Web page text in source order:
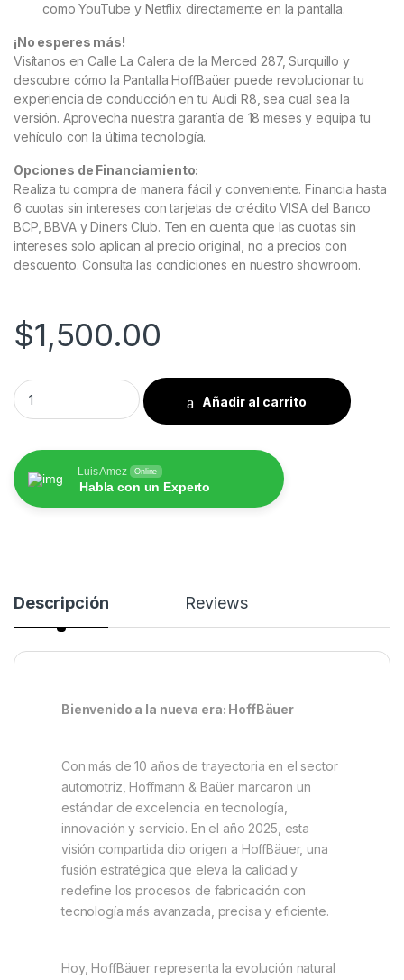
como YouTube y Netflix directamente en la pantalla.
¡No esperes más!
Visítanos en Calle La Calera de la Merced 287, Surquillo y
descubre cómo la Pantalla HoffBaüer puede revolucionar tu
experiencia de conducción en tu Audi R8, sea cual sea la
versión. Aprovecha nuestra garantía de 18 meses y equipa tu
vehículo con la última tecnología.
Opciones de Financiamiento:
Realiza tu compra de manera fácil y conveniente. Financia hasta
6 cuotas sin intereses con tarjetas de crédito VISA del Banco
BCP, BBVA y Diners Club. Ten en cuenta que las cuotas sin
intereses solo aplican al precio original, no a precios con
descuento. Consulta las condiciones en nuestro showroom.
$1,500.00
Audi R8 2007 a 2015 Pantalla HoffBaüer OEM Plus con
Añadir al carrito
Luis Amez Online
Habla con un Experto
Descripción Reviews
Bienvenido a la nueva era: HoffBäuer
Con más de 10 años de trayectoria en el sector
automotriz, Hoffmann & Baüer marcaron un
estándar de excelencia en tecnología,
innovación y servicio. En el año 2025, esta
visión compartida dio origen a HoffBäuer, una
fusión estratégica que eleva la calidad y
redefine los procesos de fabricación con
tecnología más avanzada, precisa y eficiente.
Hoy, HoffBäuer representa la evolución natural